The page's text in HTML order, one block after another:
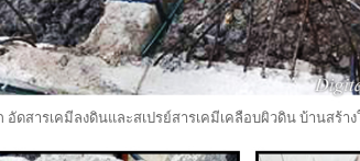
อัดสารเคมีลงดินและสเปรย์สารเคมีเคลือบผิวดิน บ้านสร้